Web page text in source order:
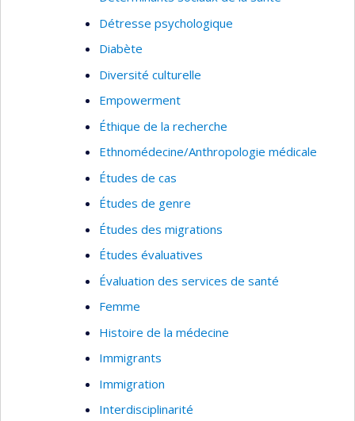
Transfert des connaissances
Détresse psychologique
Diabète
Diversité culturelle
Empowerment
Éthique de la recherche
Ethnomédecine/Anthropologie médicale
Études de cas
Études de genre
Études des migrations
Études évaluatives
Évaluation des services de santé
Femme
Histoire de la médecine
Immigrants
Immigration
Interdisciplinarité